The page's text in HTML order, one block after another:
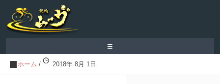
≡
ホーム / 2018年 8月 1日